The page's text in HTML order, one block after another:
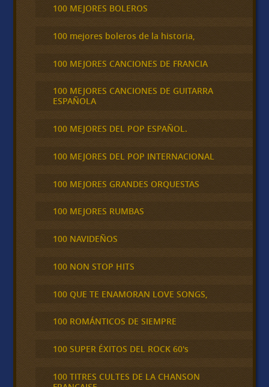
100 MEJORES BOLEROS
100 mejores boleros de la historia,
100 MEJORES CANCIONES DE FRANCIA
100 MEJORES CANCIONES DE GUITARRA
ESPAÑOLA
100 MEJORES DEL POP ESPAÑOL.
100 MEJORES DEL POP INTERNACIONAL
100 MEJORES GRANDES ORQUESTAS
100 MEJORES RUMBAS
100 NAVIDEÑOS
100 NON STOP HITS
100 QUE TE ENAMORAN LOVE SONGS,
100 ROMÁNTICOS DE SIEMPRE
100 SUPER ÉXITOS DEL ROCK 60's
100 TITRES CULTES DE LA CHANSON